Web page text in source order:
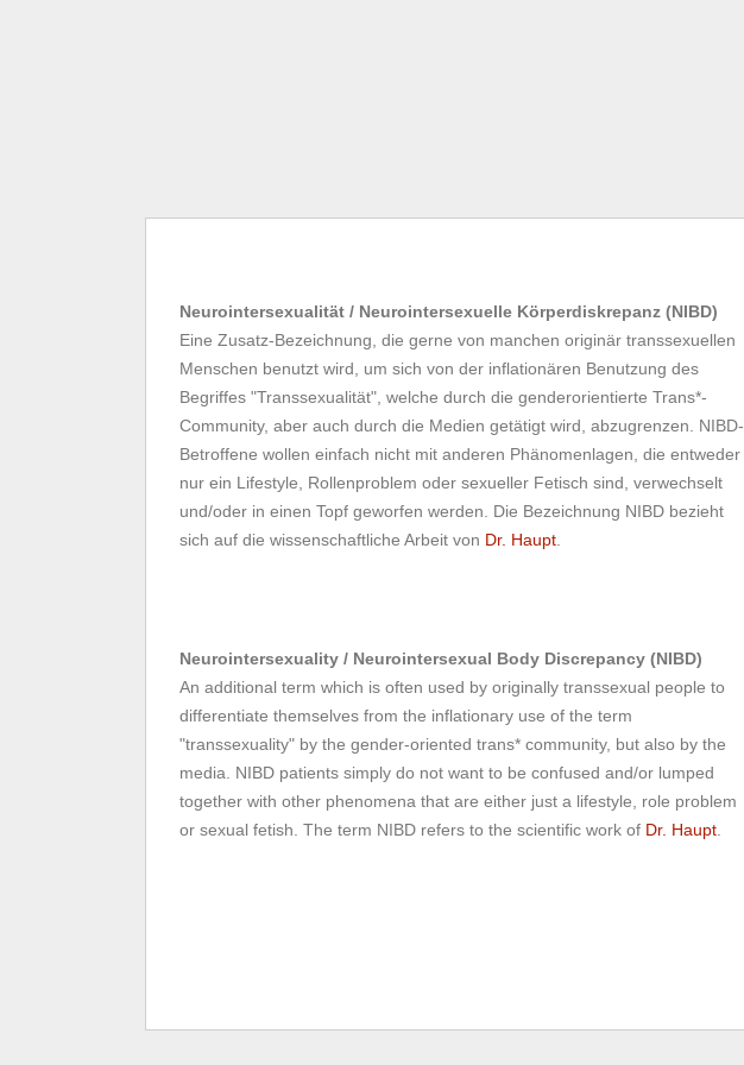
Neurointersexualität / Neurointersexuelle Körperdiskrepanz (NIBD)
Eine Zusatz-Bezeichnung, die gerne von manchen originär transsexuellen
Menschen benutzt wird, um sich von der inflationären Benutzung des
Begriffes "Transsexualität", welche durch die genderorientierte Trans*-
Community, aber auch durch die Medien getätigt wird, abzugrenzen. NIBD-
Betroffene wollen einfach nicht mit anderen Phänomenlagen, die entweder
nur ein Lifestyle, Rollenproblem oder sexueller Fetisch sind, verwechselt
und/oder in einen Topf geworfen werden. Die Bezeichnung NIBD bezieht
sich auf die wissenschaftliche Arbeit von Dr. Haupt
Neurointersexuality / Neurointersexual Body Discrepancy (NIBD)
An additional term which is often used by originally transsexual people to
differentiate themselves from the inflationary use of the term
"transsexuality" by the gender-oriented trans* community, but also by the
media. NIBD patients simply do not want to be confused and/or lumped
together with other phenomena that are either just a lifestyle, role problem
or sexual fetish. The term NIBD refers to the scientific work of Dr. Haupt